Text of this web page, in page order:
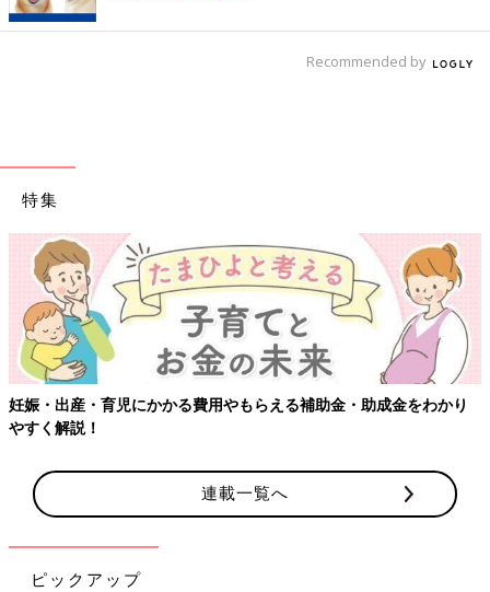
Recommended by
特集
妊娠・出産・育児にかかる費用やもらえる補助金・助成金をわかり
やすく解説！
連載一覧へ
ピックアップ